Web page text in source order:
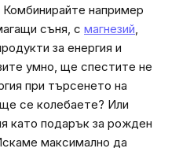
например
съня, с магнезий,
за енергия и
умно, ще спестите не
при търсенето на
се колебаете? Или
като подарък за рожден
максимално да